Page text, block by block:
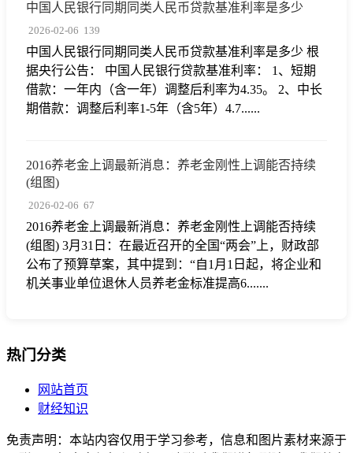
中国人民银行同期同类人民币贷款基准利率是多少
2026-02-06 139
中国人民银行同期同类人民币贷款基准利率是多少 根
据央行公告： 中国人民银行贷款基准利率： 1、短期
借款：一年内（含一年）调整后利率为4.35。 2、中长
期借款：调整后利率1-5年（含5年）4.7......
2016养老金上调最新消息：养老金刚性上调能否持续
(组图)
2026-02-06 67
2016养老金上调最新消息：养老金刚性上调能否持续
(组图) 3月31日：在最近召开的全国“两会”上，财政部
公布了预算草案，其中提到：“自1月1日起，将企业和
机关事业单位退休人员养老金标准提高6.......
热门分类
网站首页
财经知识
免责声明：本站内容仅用于学习参考，信息和图片素材来源于